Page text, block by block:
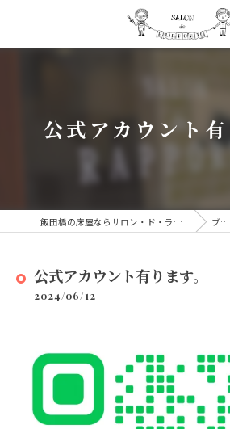
公式アカウント有
飯田橋の床屋ならサロン・ド・ラッポルティ ブログ
公式アカウント有ります。
2024/06/12